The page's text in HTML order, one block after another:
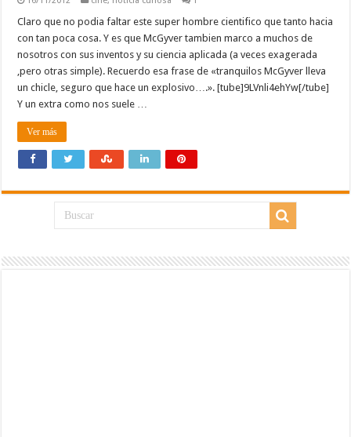
Claro que no podia faltar este super hombre cientifico que tanto hacia
con tan poca cosa. Y es que McGyver tambien marco a muchos de
nosotros con sus inventos y su ciencia aplicada (a veces exagerada
,pero otras simple). Recuerdo esa frase de «tranquilos McGyver lleva
un chicle, seguro que hace un explosivo….». [tube]9LVnli4ehYw[/tube]
Y un extra como nos suele …
Ver más